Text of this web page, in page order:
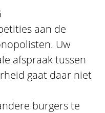
aan de
Uw
afspraak tussen
gaat daar niet
burgers te